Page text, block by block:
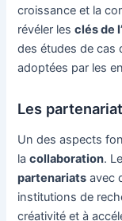
croissance et la
révéler lesclés de
des études de cas
adoptées par les
Les
Un des aspects
lacollaboration.
partenariats avec
institutions de
créativité et à